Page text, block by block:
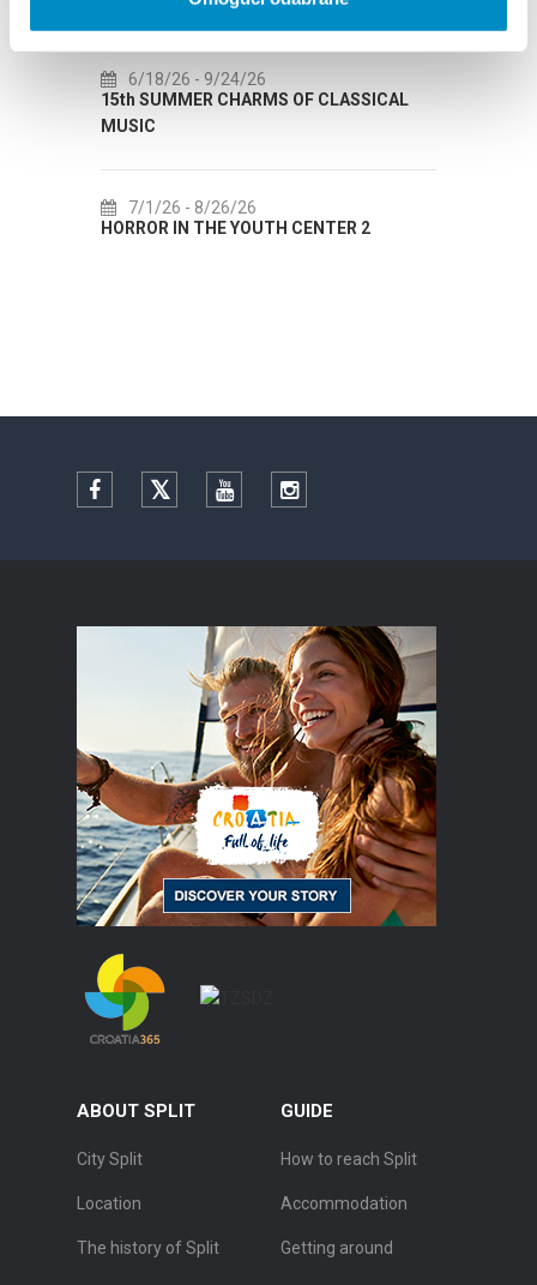
6/18/26 - 9/24/26
15th SUMMER CHARMS OF CLASSICAL
MUSIC
7/1/26 - 8/26/26
HORROR IN THE YOUTH CENTER 2
Facebook TwitterYouTubeInstagram
ABOUT SPLIT
City Split
Location
The history of Split
GUIDE
How to reach Split
Accommodation
Getting around